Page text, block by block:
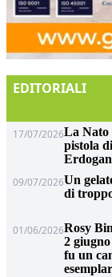
EDITORIALI
17/07/2026La Nato
pistola
Erdogan
09/07/2026Un
di
01/06/2026Rosy
2
fu un